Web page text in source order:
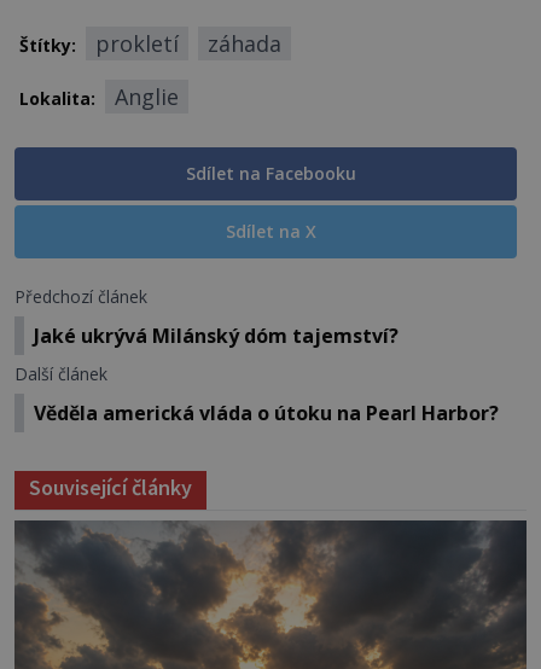
Štítky: prokletí záhada
Lokalita: Anglie
Sdílet na Facebooku
Sdílet na X
Předchozí článek
Jaké ukrývá Milánský dóm tajemství?
Další článek
Věděla americká vláda o útoku na Pearl Harbor?
Související články